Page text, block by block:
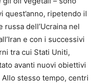
ripetendo il
russa dell’Ucraina nel
e con i successivi
tra cui Stati Uniti,
avanti nuovi obiettivi
stesso tempo, centri